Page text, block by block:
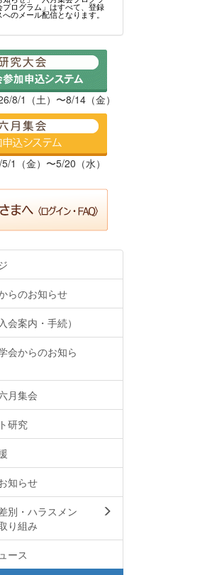
プログラム」はすべて、登録
のメール配信となります。
8/1（土）〜8/14（金）
1（金）〜5/20（水）
らのお知らせ
会案内・手続）
会からのお知ら
月集会
研究
知らせ
別・ハラスメン
り組み
ース